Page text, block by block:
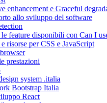
enhancement e Graceful
allo sviluppo del software
feature disponibili con Can I
risorse per CSS e JavaScript
prestazioni
system .italia
Bootstrap Italia
React